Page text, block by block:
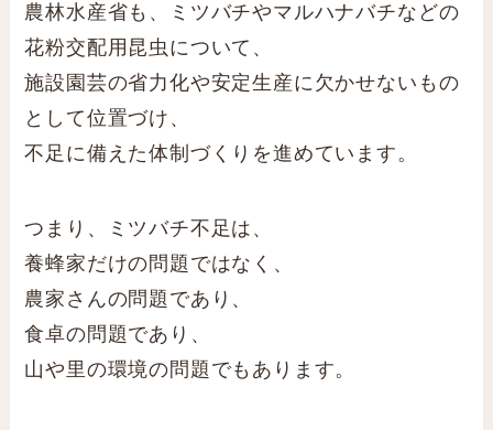
農林水産省も、ミツバチやマルハナバチなどの
花粉交配用昆虫について、
施設園芸の省力化や安定生産に欠かせないもの
として位置づけ、
不足に備えた体制づくりを進めています。
つまり、ミツバチ不足は、
養蜂家だけの問題ではなく、
農家さんの問題であり、
食卓の問題であり、
山や里の環境の問題でもあります。